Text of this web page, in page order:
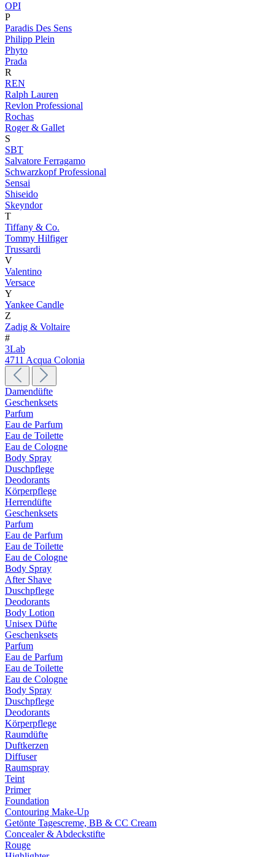
OPI
P
Paradis Des Sens
Philipp Plein
Phyto
Prada
R
REN
Ralph Lauren
Revlon Professional
Rochas
Roger & Gallet
S
SBT
Salvatore Ferragamo
Schwarzkopf Professional
Sensai
Shiseido
Skeyndor
T
Tiffany & Co.
Tommy Hilfiger
Trussardi
V
Valentino
Versace
Y
Yankee Candle
Z
Zadig & Voltaire
#
3Lab
4711 Acqua Colonia
Damendüfte
Geschenksets
Parfum
Eau de Parfum
Eau de Toilette
Eau de Cologne
Body Spray
Duschpflege
Deodorants
Körperpflege
Herrendüfte
Geschenksets
Parfum
Eau de Parfum
Eau de Toilette
Eau de Cologne
Body Spray
After Shave
Duschpflege
Deodorants
Body Lotion
Unisex Düfte
Geschenksets
Parfum
Eau de Parfum
Eau de Toilette
Eau de Cologne
Body Spray
Duschpflege
Deodorants
Körperpflege
Raumdüfte
Duftkerzen
Diffuser
Raumspray
Teint
Primer
Foundation
Contouring Make-Up
Getönte Tagescreme, BB & CC Cream
Concealer & Abdeckstifte
Rouge